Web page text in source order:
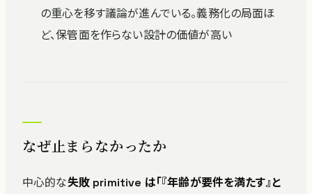
の重心を移す議論が進んでいる。義務化の局面ほ
ど、保管面を作らない設計の価値が高い
なぜ止まらなかったか
中心的な失敗 primitive は「『年齢が要件を満たす』と